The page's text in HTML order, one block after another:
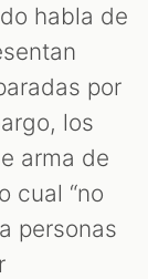
habla de
por
los
arma de
cual “no
personas